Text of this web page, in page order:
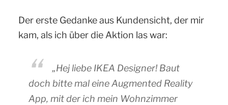
Der erste Gedanke aus Kundensicht, der mir
kam, als ich über die Aktion las war:
„Hej liebe IKEA Designer! Baut
doch bitte mal eine Augmented Reality
App, mit der ich mein Wohnzimmer